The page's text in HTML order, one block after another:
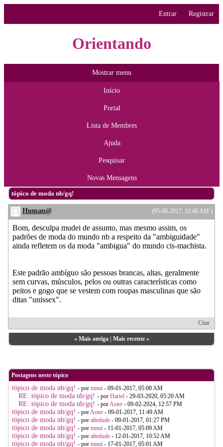
Entrar Registrar
Orientando
Mostrar menu
Início
Portal
Lista de Membres
Ajuda
Pesquisar
Novas Mensagens
tópico de moda nb/gq!
(05-08-2017, 12:46 AM )
Human@
Bom, desculpa mudei de assunto, mas mesmo assim, os
padrões de moda do mundo nb a respeito da "ambiguidade"
ainda refletem os da moda "ambigua" do mundo cis-machista.
Este padrão ambíguo são pessoas brancas, altas, geralmente
sem curvas, músculos, pelos ou outras características como
peitos e gogo que se vestem com roupas masculinas que são
ditas "unissex".
Citar
« Mais antiga| Mais recente»
Postagens neste tópico
tópico de moda nb/gq! - por mimi - 09-01-2017, 05:00 AM
RE: tópico de moda nb/gq! - por Hariel - 29-03-2020, 05:20 AM
RE: tópico de moda nb/gq! - porAster - 09-02-2024, 12:57 PM
tópico de moda nb/gq! - porAster - 09-01-2017, 11:49 AM
tópico de moda nb/gq! - por altedude - 09-01-2017, 01:27 PM
tópico de moda nb/gq! - por mimi - 11-01-2017, 05:09 AM
tópico de moda nb/gq! - por altedude - 12-01-2017, 10:52 AM
tópico de moda nb/gq! - por mimi - 17-01-2017, 05:01 AM